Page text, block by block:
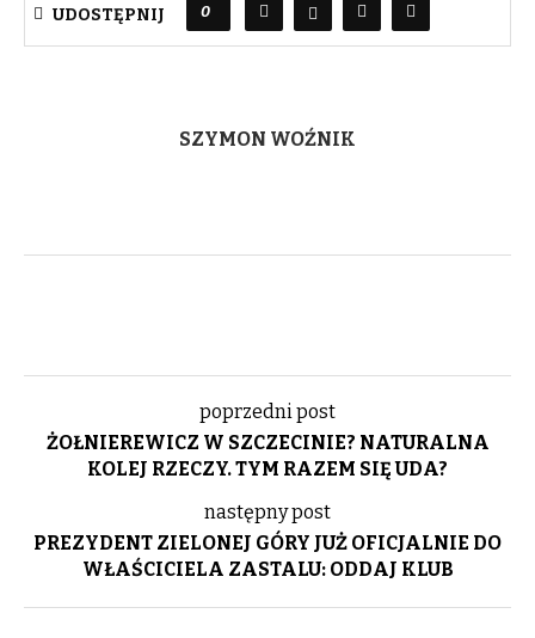
UDOSTĘPNIJ 0
SZYMON WOŹNIK
poprzedni post
ŻOŁNIEREWICZ W SZCZECINIE? NATURALNA
KOLEJ RZECZY. TYM RAZEM SIĘ UDA?
następny post
PREZYDENT ZIELONEJ GÓRY JUŻ OFICJALNIE DO
WŁAŚCICIELA ZASTALU: ODDAJ KLUB